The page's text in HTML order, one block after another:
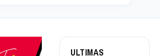
ULTIMAS